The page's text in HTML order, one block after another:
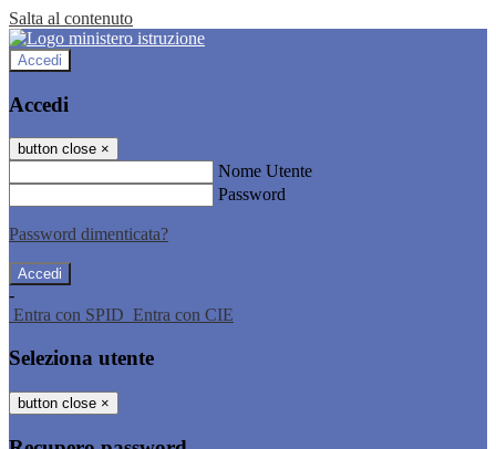
Salta al contenuto
Accedi
Accedi
button close ×
Nome Utente
Password
Password dimenticata?
-
Entra con SPID Entra con CIE
Seleziona utente
button close ×